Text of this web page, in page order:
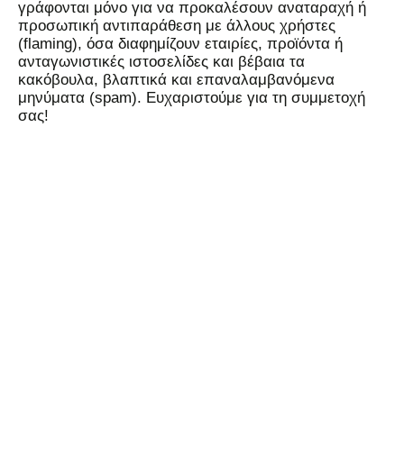
γράφονται μόνο για να προκαλέσουν αναταραχή ή
προσωπική αντιπαράθεση με άλλους χρήστες
(flaming), όσα διαφημίζουν εταιρίες, προϊόντα ή
ανταγωνιστικές ιστοσελίδες και βέβαια τα
κακόβουλα, βλαπτικά και επαναλαμβανόμενα
μηνύματα (spam). Ευχαριστούμε για τη συμμετοχή
σας!